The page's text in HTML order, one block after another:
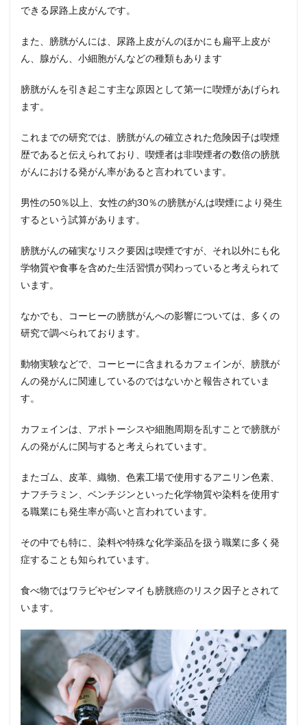
できる尿路上皮がんです。
また、膀胱がんには、尿路上皮がんのほかにも扁平上皮が
ん、腺がん、小細胞がんなどの種類もあります
膀胱がんを引き起こす主な原因として第一に喫煙があげられ
ます。
これまでの研究では、膀胱がんの確立された危険因子は喫煙
歴であると伝えられており、喫煙者は非喫煙者の数倍の膀胱
がんにおける発がん率があると言われています。
男性の50％以上、女性の約30％の膀胱がんは喫煙により発生
するという試算があります。
膀胱がんの確実なリスク要因は喫煙ですが、それ以外にも化
学物質や食事を含めた生活習慣が関わっていると考えられて
います。
なかでも、コーヒーの膀胱がんへの影響については、多くの
研究で調べられております。
動物実験などで、コーヒーに含まれるカフェインが、膀胱が
んの発がんに関連しているのではないかと報告されていま
す。
カフェインは、アポトーシスや細胞周期を乱すことで膀胱が
んの発がんに関与すると考えられています。
またゴム、皮革、織物、色素工場で使用するアニリン色素、
ナフチラミン、ベンチジンといった化学物質や染料を使用す
る職業にも発生率が高いと言われています。
その中でも特に、染料や特殊な化学薬品を扱う職業に多く発
症することも知られています。
食べ物ではワラビやゼンマイも膀胱癌のリスク因子とされて
います。